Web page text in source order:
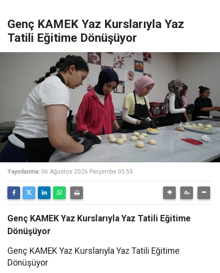
Genç KAMEK Yaz Kurslarıyla Yaz
Tatili Eğitime Dönüşüyor
Yayınlanma: 06 Ağustos 2026 Perşembe 05:55
Genç KAMEK Yaz Kurslarıyla Yaz Tatili Eğitime
Dönüşüyor
Genç KAMEK Yaz Kurslarıyla Yaz Tatili Eğitime
Dönüşüyor